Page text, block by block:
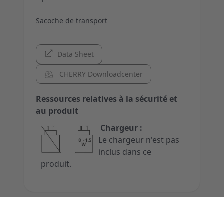
Sacoche de transport
Data Sheet
CHERRY Downloadcenter
Ressources relatives à la sécurité et
au produit
Chargeur :
Le chargeur n'est pas
inclus dans ce
produit.